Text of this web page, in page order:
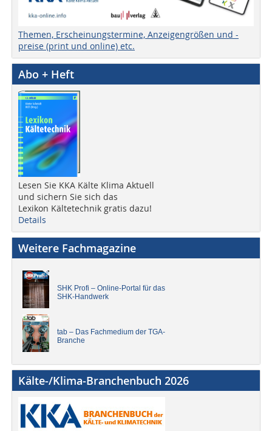
Themen, Erscheinungstermine, Anzeigengrößen und -
preise (print und online) etc.
Abo + Heft
Lesen Sie KKA Kälte Klima Aktuell
und sichern Sie sich das
Lexikon Kältetechnik gratis dazu!
Details
Weitere Fachmagazine
SHK Profi – Online-Portal für das
SHK-Handwerk
tab – Das Fachmedium der TGA-
Branche
Kälte-/Klima-Branchenbuch 2026